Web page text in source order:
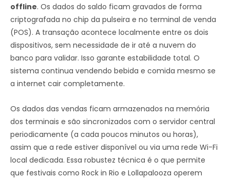
offline. Os dados do saldo ficam gravados de forma
criptografada no chip da pulseira e no terminal de venda
(POS). A transação acontece localmente entre os dois
dispositivos, sem necessidade de ir até a nuvem do
banco para validar. Isso garante estabilidade total. O
sistema continua vendendo bebida e comida mesmo se
a internet cair completamente.
Os dados das vendas ficam armazenados na memória
dos terminais e são sincronizados com o servidor central
periodicamente (a cada poucos minutos ou horas),
assim que a rede estiver disponível ou via uma rede Wi-Fi
local dedicada. Essa robustez técnica é o que permite
que festivais como Rock in Rio e Lollapalooza operem